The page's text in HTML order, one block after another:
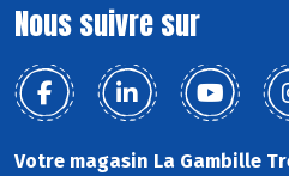
Nous suivre sur
Votre magasin La Gambille